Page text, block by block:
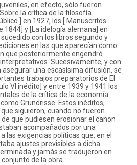
en efecto, sólo fueron
la crítica de la filosofía
en 1927, los [ Manuscritos
1844] y [La idelogía alemana] en
con los libros segundo y
en las que aparecían como
que posteriormente engendró
Sucesivamente, y con
una escasísima difusión, se
trabajos preparatorios de El
VI inédito] y entre 1939 y 1941 los
de la crítica de la economía
Grundrisse. Estos inéditos,
siguieron, cuando no fueron
que pudiesen erosionar el canon
acompañados por una
las exigencias políticas que, en el
ajustes previsibles a dicha
y jamás se tradujeron en
de la obra.